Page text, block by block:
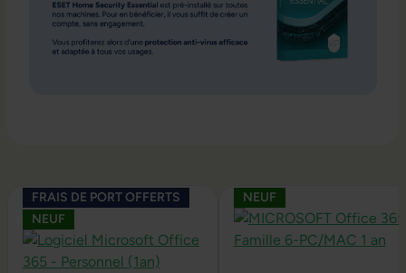
Ignorer la galerie de produits
FRAIS DE PORT OFFERTS
NEUF
NEUF